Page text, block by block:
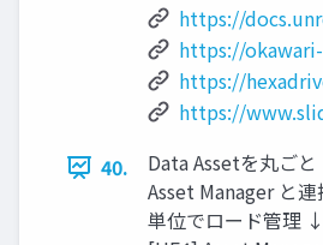
https://
https://
https://
https://
40.
Data Assetを丸ごと
Asset Manager と連
単位でロード管理